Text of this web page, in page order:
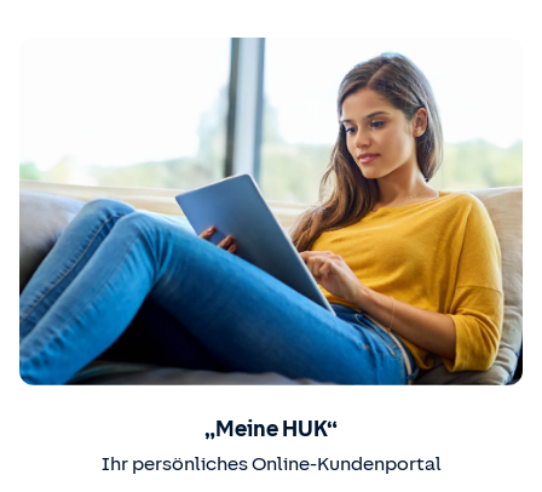
„Meine HUK“
Ihr persönliches Online-Kundenportal